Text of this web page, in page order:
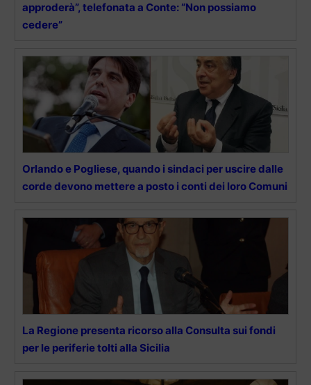
approderà”, telefonata a Conte: “Non possiamo
cedere”
Orlando e Pogliese, quando i sindaci per uscire dalle
corde devono mettere a posto i conti dei loro Comuni
La Regione presenta ricorso alla Consulta sui fondi
per le periferie tolti alla Sicilia